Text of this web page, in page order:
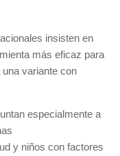
insisten en
más eficaz para
variante con
especialmente a
y niños con factores